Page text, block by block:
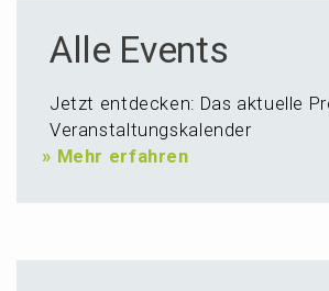
Alle Events
Jetzt entde­cken: Das aktuel­le
Veranstaltungskalender
» Mehr erfahren